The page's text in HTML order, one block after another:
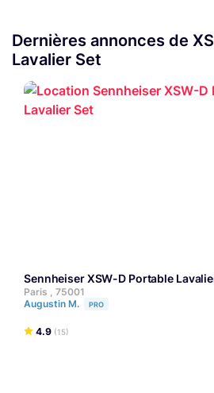
Dernières annonces de
Lavalier Set
Sennheiser XSW-D Portable
Paris , 75001
Augustin M.
PRO
4.9 (15)